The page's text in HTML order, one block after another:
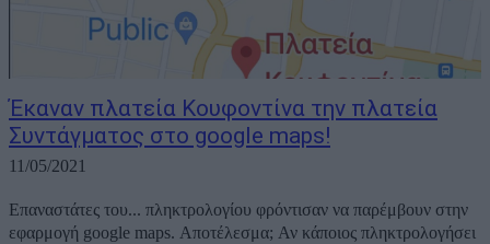
Έκαναν πλατεία Κουφοντίνα την πλατεία
Συντάγματος στο google maps!
11/05/2021
Επαναστάτες του... πληκτρολογίου φρόντισαν να παρέμβουν στην
εφαρμογή google maps. Αποτέλεσμα; Αν κάποιος πληκτρολογήσει